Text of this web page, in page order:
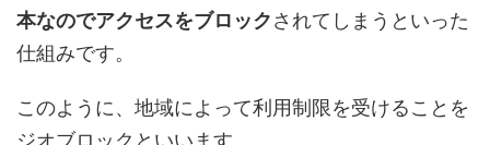
本なのでアクセスをブロックされてしまうといった
仕組みです。
このように、地域によって利用制限を受けることを
ジオブロックといいます。